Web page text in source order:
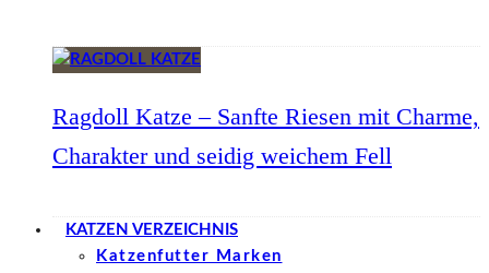
Ragdoll Katze – Sanfte Riesen mit Charme,
Charakter und seidig weichem Fell
KATZEN VERZEICHNIS
Katzenfutter Marken